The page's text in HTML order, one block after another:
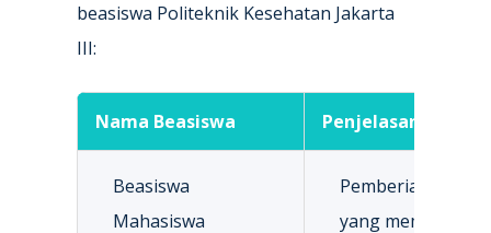
beasiswa Politeknik Kesehatan Jakarta
III:
Nama Beasiswa Penjelasan
Beasiswa
Mahasiswa
Pemberian
yang memiliki